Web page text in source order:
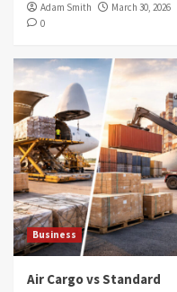
Adam Smith
March 30, 2026
0
Business
Air Cargo vs Standard